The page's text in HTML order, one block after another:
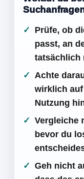
Prüfe, ob
passt, an
tatsächlich
Achte
wirklich
Nutzung
Vergleiche
bevor du
Geh nicht